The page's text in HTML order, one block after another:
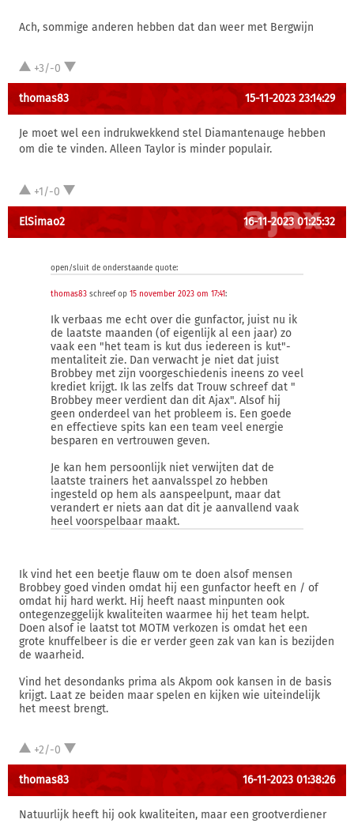
Ach, sommige anderen hebben dat dan weer met Bergwijn
+3/-0
thomas83 15-11-2023 23:14:29
Je moet wel een indrukwekkend stel Diamantenauge hebben
om die te vinden. Alleen Taylor is minder populair.
+1/-0
ElSimao2 16-11-2023 01:25:32
open/sluit de onderstaande quote:
thomas83 schreef op 15 november 2023 om 17:41:
Ik verbaas me echt over die gunfactor, juist nu ik
de laatste maanden (of eigenlijk al een jaar) zo
vaak een "het team is kut dus iedereen is kut"-
mentaliteit zie. Dan verwacht je niet dat juist
Brobbey met zijn voorgeschiedenis ineens zo veel
krediet krijgt. Ik las zelfs dat Trouw schreef dat "
Brobbey meer verdient dan dit Ajax". Alsof hij
geen onderdeel van het probleem is. Een goede
en effectieve spits kan een team veel energie
besparen en vertrouwen geven.
Je kan hem persoonlijk niet verwijten dat de
laatste trainers het aanvalsspel zo hebben
ingesteld op hem als aanspeelpunt, maar dat
verandert er niets aan dat dit je aanvallend vaak
heel voorspelbaar maakt.
Ik vind het een beetje flauw om te doen alsof mensen
Brobbey goed vinden omdat hij een gunfactor heeft en / of
omdat hij hard werkt. Hij heeft naast minpunten ook
ontegenzeggelijk kwaliteiten waarmee hij het team helpt.
Doen alsof ie laatst tot MOTM verkozen is omdat het een
grote knuffelbeer is die er verder geen zak van kan is bezijden
de waarheid.
Vind het desondanks prima als Akpom ook kansen in de basis
krijgt. Laat ze beiden maar spelen en kijken wie uiteindelijk
het meest brengt.
+2/-0
thomas83 16-11-2023 01:38:26
Natuurlijk heeft hij ook kwaliteiten, maar een grootverdiener